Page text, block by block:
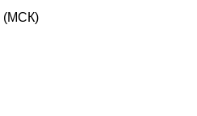
(МСК)